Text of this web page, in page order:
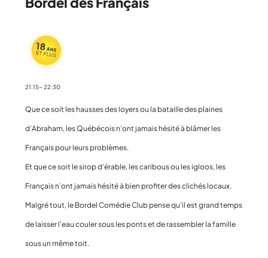
21:15- 22:30
Que ce soit les hausses des loyers ou la bataille des plaines
d’Abraham, les Québécois n’ont jamais hésité à blâmer les
Français pour leurs problèmes.
Et que ce soit le sirop d’érable, les caribous ou les igloos, les
Français n’ont jamais hésité à bien profiter des clichés locaux.
Malgré tout, le Bordel Comédie Club pense qu’il est grand temps
de laisser l’eau couler sous les ponts et de rassembler la famille
sous un même toit.